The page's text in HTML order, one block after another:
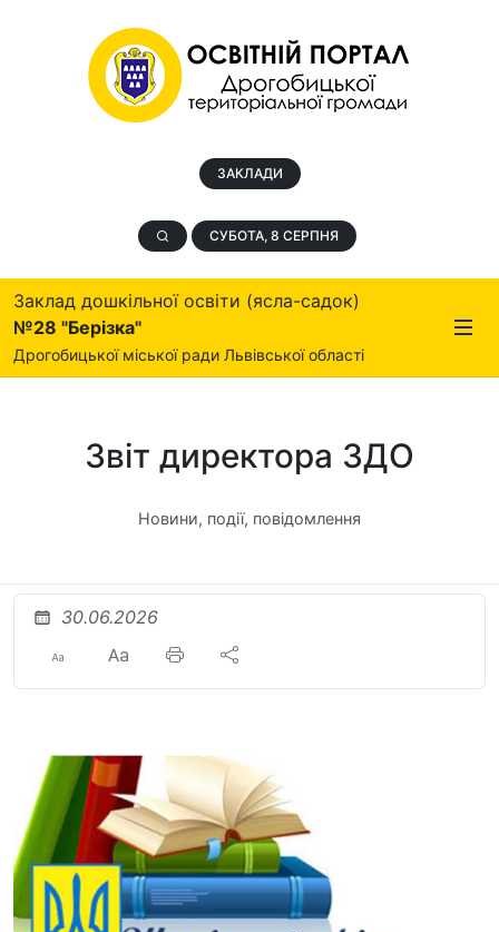
ЗАКЛАДИ
СУБОТА, 8 СЕРПНЯ
Заклад дошкільної освіти (ясла-садок)
№28 "Берізка"
Дрогобицької міської ради Львівської області
Звіт директора ЗДО
Новини, події, повідомлення
30.06.2026